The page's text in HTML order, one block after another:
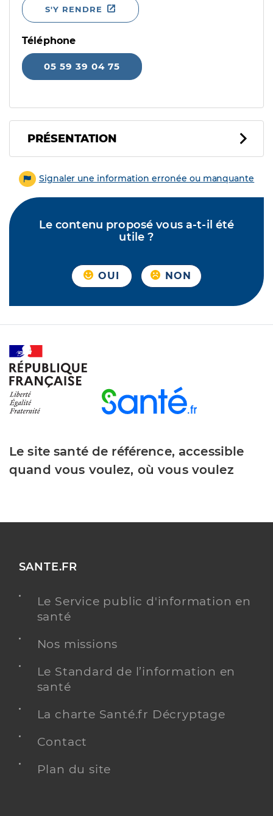
S'Y RENDRE
Téléphone
05 59 39 04 75
PRÉSENTATION
Signaler une information erronée ou manquante
Le contenu proposé vous a-t-il été
utile ?
OUI NON
Le site santé de référence, accessible
quand vous voulez, où vous voulez
SANTE.FR
Le Service public d'information en
santé
Nos missions
Le Standard de l’information en
santé
La charte Santé.fr Décryptage
Contact
Plan du site